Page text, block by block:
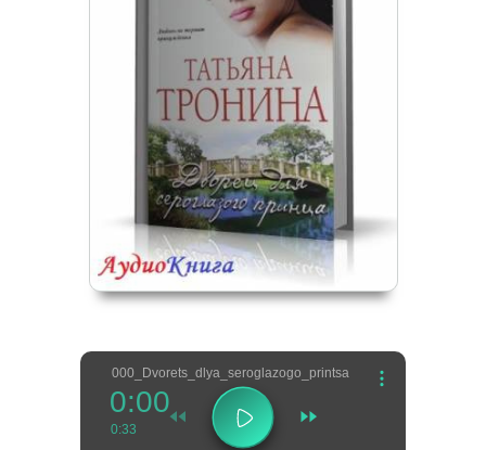
000_Dvorets_dlya_seroglazogo_printsa
0:00
0:33